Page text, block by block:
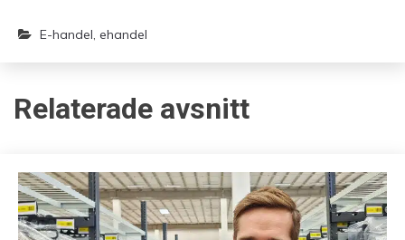
E-handel, ehandel
Relaterade avsnitt